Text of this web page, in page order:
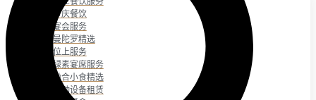
节庆餐饮
宴会服务
曼陀罗精选
位上服务
绿素宴席服务
融合小食精选
活动设备租赁